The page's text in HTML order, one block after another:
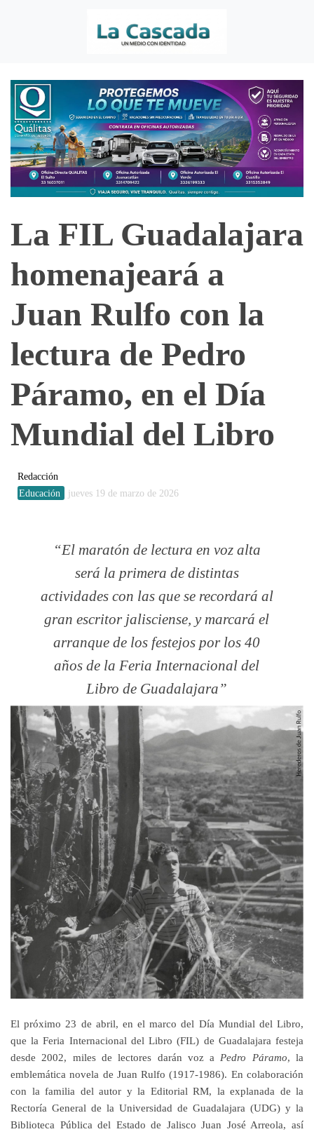
La FIL Guadalajara
homenajeará a
Juan Rulfo con la
lectura de Pedro
Páramo, en el Día
Mundial del Libro
Redacción
Educación
jueves 19 de marzo de 2026
El maratón de lectura en voz alta
será la primera de distintas
actividades con las que se recordará al
gran escritor jalisciense, y marcará el
arranque de los festejos por los 40
años de la Feria Internacional del
Libro de Guadalajara
El próximo 23 de abril, en el marco del Día Mundial del Libro,
que la Feria Internacional del Libro (FIL) de Guadalajara festeja
desde 2002, miles de lectores darán voz a Pedro Páramo, la
emblemática novela de Juan Rulfo (1917-1986). En colaboración
con la familia del autor y la Editorial RM, la explanada de la
Rectoría General de la Universidad de Guadalajara (UDG) y la
Biblioteca Pública del Estado de Jalisco Juan José Arreola, así